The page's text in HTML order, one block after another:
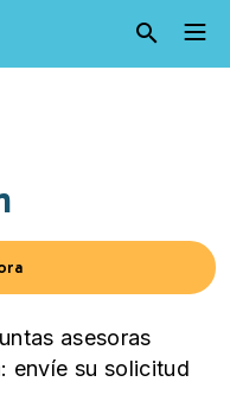
asesoras
envíe su solicitud